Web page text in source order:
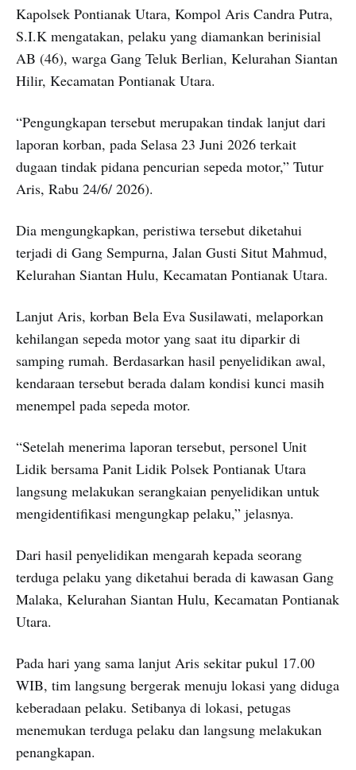
Kapolsek Pontianak Utara, Kompol Aris Candra Putra,
S.I.K mengatakan, pelaku yang diamankan berinisial
AB (46), warga Gang Teluk Berlian, Kelurahan Siantan
Hilir, Kecamatan Pontianak Utara.
“Pengungkapan tersebut merupakan tindak lanjut dari
laporan korban, pada Selasa 23 Juni 2026 terkait
dugaan tindak pidana pencurian sepeda motor,” Tutur
Aris, Rabu 24/6/ 2026).
Dia mengungkapkan, peristiwa tersebut diketahui
terjadi di Gang Sempurna, Jalan Gusti Situt Mahmud,
Kelurahan Siantan Hulu, Kecamatan Pontianak Utara.
Lanjut Aris, korban Bela Eva Susilawati, melaporkan
kehilangan sepeda motor yang saat itu diparkir di
samping rumah. Berdasarkan hasil penyelidikan awal,
kendaraan tersebut berada dalam kondisi kunci masih
menempel pada sepeda motor.
“Setelah menerima laporan tersebut, personel Unit
Lidik bersama Panit Lidik Polsek Pontianak Utara
langsung melakukan serangkaian penyelidikan untuk
mengidentifikasi mengungkap pelaku,” jelasnya.
Dari hasil penyelidikan mengarah kepada seorang
terduga pelaku yang diketahui berada di kawasan Gang
Malaka, Kelurahan Siantan Hulu, Kecamatan Pontianak
Utara.
Pada hari yang sama lanjut Aris sekitar pukul 17.00
WIB, tim langsung bergerak menuju lokasi yang diduga
keberadaan pelaku. Setibanya di lokasi, petugas
menemukan terduga pelaku dan langsung melakukan
penangkapan.